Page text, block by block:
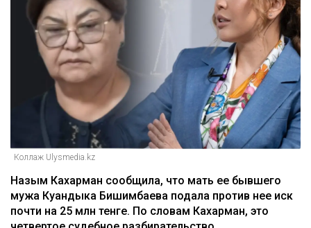
Коллаж Ulysmedia.kz
Назым Кахарман сообщила, что мать ее бывшего
мужа Куандыка Бишимбаева подала против нее иск
почти на 25 млн тенге. По словам Кахарман, это